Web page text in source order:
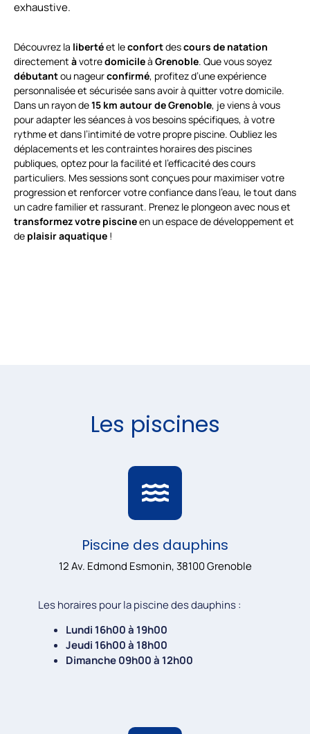
exhaustive.
Découvrez la libertéet leconfortdescours de natation
directement àvotredomicileà Grenoble. Que vous soyez
débutantou nageurconfirmé, profitez d’une expérience
personnalisée et sécurisée sans avoir à quitter votre domicile.
Dans un rayon de15 km autourdeGrenoble, je viens à vous
pour adapter les séances à vos besoins spécifiques, à votre
rythme et dans l’intimité de votre propre piscine. Oubliez les
déplacements et les contraintes horaires des piscines
publiques, optez pour la facilité et l’efficacité des cours
particuliers. Mes sessions sont conçues pour maximiser votre
progression et renforcer votre confiance dans l’eau, le tout dans
un cadre familier et rassurant. Prenez le plongeon avec nous et
transformezvotre piscineen un espace de développement et
de plaisiraquatique !
Les piscines
Piscine des dauphins
12 Av. Edmond Esmonin, 38100 Grenoble
Les horaires pour la piscine des dauphins :
Lundi 16h00 à 19h00
Jeudi 16h00 à 18h00
Dimanche 09h00 à 12h00